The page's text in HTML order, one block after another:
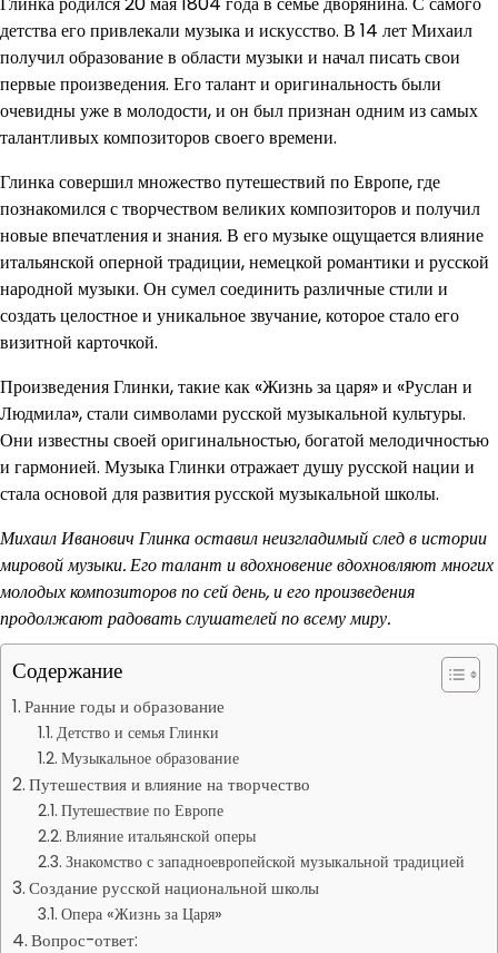
детства его привлекали музыка и искусство. В 14 лет Михаил
получил образование в области музыки и начал писать свои
первые произведения. Его талант и оригинальность были
очевидны уже в молодости, и он был признан одним из самых
талантливых композиторов своего времени.
Глинка совершил множество путешествий по Европе, где
познакомился с творчеством великих композиторов и получил
новые впечатления и знания. В его музыке ощущается влияние
итальянской оперной традиции, немецкой романтики и русской
народной музыки. Он сумел соединить различные стили и
создать целостное и уникальное звучание, которое стало его
визитной карточкой.
Произведения Глинки, такие как «Жизнь за царя» и «Руслан и
Людмила», стали символами русской музыкальной культуры.
Они известны своей оригинальностью, богатой мелодичностью
и гармонией. Музыка Глинки отражает душу русской нации и
стала основой для развития русской музыкальной школы.
Михаил Иванович Глинка оставил неизгладимый след в истории
мировой музыки. Его талант и вдохновение вдохновляют многих
молодых композиторов по сей день, и его произведения
продолжают радовать слушателей по всему миру.
Содержание
Ранние годы и образование
Детство и семья Глинки
Музыкальное образование
Путешествия и влияние на творчество
Путешествие по Европе
Влияние итальянской оперы
Знакомство с западноевропейской музыкальной традицией
Создание русской национальной школы
Опера «Жизнь за Царя»
Вопрос-ответ: